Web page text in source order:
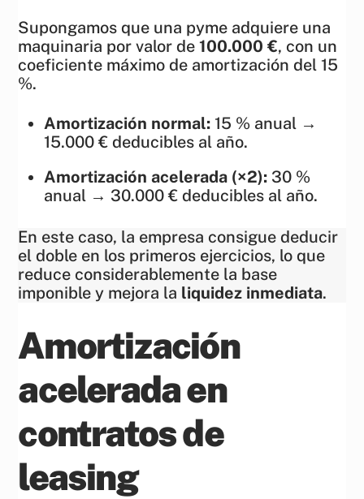
Supongamos que una pyme adquiere una
maquinaria por valor de100.000 €, con un
coeficiente máximo de amortización del 15
%.
Amortización normal: 15 % anual →
15.000 € deducibles al año.
Amortización acelerada (×2): 30 %
anual → 30.000 € deducibles al año.
En este caso, la empresa consigue deducir
el doble en los primeros ejercicios, lo que
reduce considerablemente la base
imponible y mejora la liquidez inmediata.
Amortización
acelerada en
contratos de
leasing